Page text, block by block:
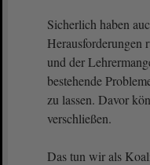
Sicherlich haben
Herausforderungen
und der
bestehende
zu lassen. Davor
verschließen.
Das tun wir als